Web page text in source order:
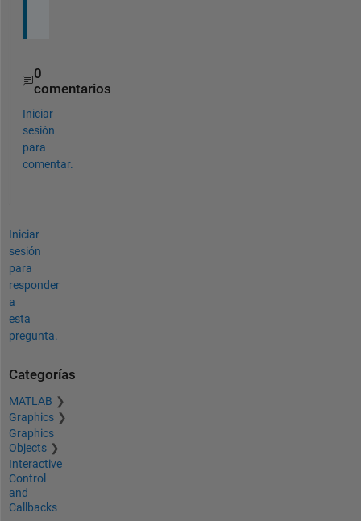
0
comentarios
Iniciar
sesión
para
comentar.
Iniciar
sesión
para
responder
a
esta
pregunta.
Categorías
MATLAB
Graphics
Graphics
Objects
Interactive
Control
and
Callbacks